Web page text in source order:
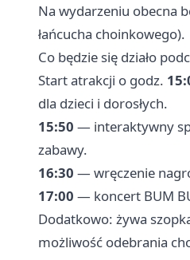
Na wydarzeniu obecna
łańcucha choinkowego).
Co będzie się działo
Start atrakcji o godz.
dla dzieci i dorosłych.
15:50 — interaktywny
zabawy.
16:30 — wręczenie
17:00 — koncert BUM
Dodatkowo: żywa
możliwość odebrania